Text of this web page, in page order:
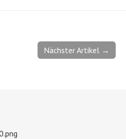
Nächster Artikel →